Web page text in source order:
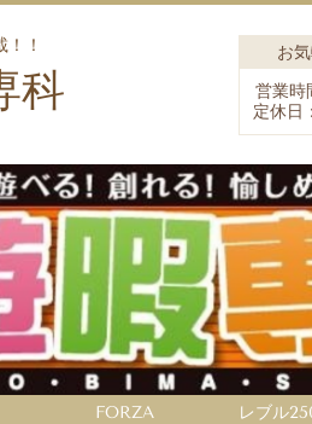
！
科
お
営業
定休
FORZA レブル